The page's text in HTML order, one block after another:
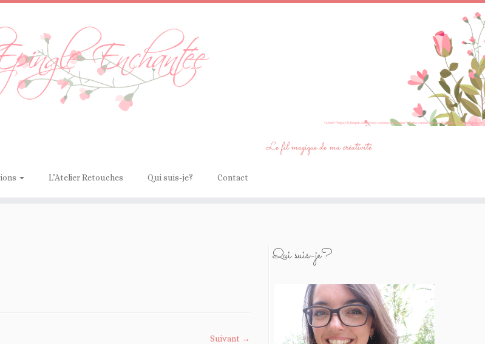
Le fil magique de ma créativité
L’Atelier Retouches Qui suis-je? Contact
Suivant →
Qui suis-je?